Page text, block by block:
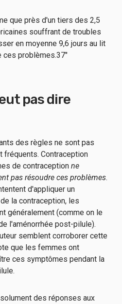
que près d'un tiers des 2,5
souffrant de troubles
en moyenne 9,6 jours au lit
ces problèmes.37"
pas dire
des règles ne sont pas
fréquents. Contraception
de contraception ne
pas résoudre ces problèmes.
d'appliquer un
la contraception, les
généralement (comme on le
l'aménorrhée post-pilule).
semblent corroborer cette
que les femmes ont
ces symptômes pendant la
des réponses aux